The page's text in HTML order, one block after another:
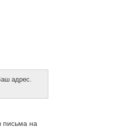
адрес.
письма на